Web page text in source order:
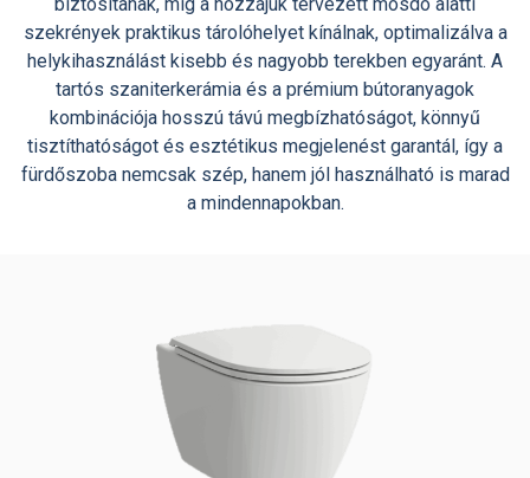
szekrények praktikus tárolóhelyet kínálnak, optimalizálva a
helykihasználást kisebb és nagyobb terekben egyaránt. A
tartós szaniterkerámia és a prémium bútoranyagok
kombinációja hosszú távú megbízhatóságot, könnyű
tisztíthatóságot és esztétikus megjelenést garantál, így a
fürdőszoba nemcsak szép, hanem jól használható is marad
a mindennapokban.